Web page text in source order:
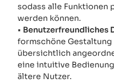
sodass alle
werden können.
• Benutzerfreundliches
formschöne
übersichtlich
eine intuitive
ältere Nutzer.